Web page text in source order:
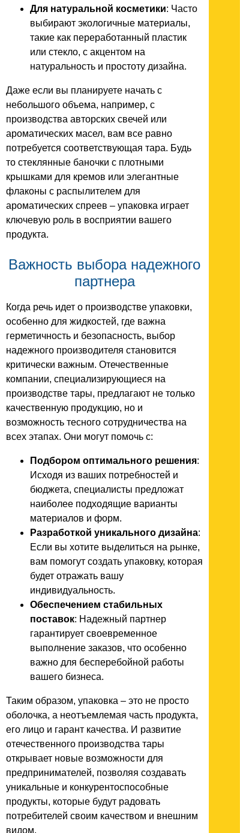
Для натуральной косметики: Часто
выбирают экологичные материалы,
такие как переработанный пластик
или стекло, с акцентом на
натуральность и простоту дизайна.
Даже если вы планируете начать с
небольшого объема, например, с
производства авторских свечей или
ароматических масел, вам все равно
потребуется соответствующая тара. Будь
то стеклянные баночки с плотными
крышками для кремов или элегантные
флаконы с распылителем для
ароматических спреев – упаковка играет
ключевую роль в восприятии вашего
продукта.
Важность выбора надежного
партнера
Когда речь идет о производстве упаковки,
особенно для жидкостей, где важна
герметичность и безопасность, выбор
надежного производителя становится
критически важным. Отечественные
компании, специализирующиеся на
производстве тары, предлагают не только
качественную продукцию, но и
возможность тесного сотрудничества на
всех этапах. Они могут помочь с:
Подбором оптимального решения:
Исходя из ваших потребностей и
бюджета, специалисты предложат
наиболее подходящие варианты
материалов и форм.
Разработкой уникального дизайна:
Если вы хотите выделиться на рынке,
вам помогут создать упаковку, которая
будет отражать вашу
индивидуальность.
Обеспечением стабильных
поставок: Надежный партнер
гарантирует своевременное
выполнение заказов, что особенно
важно для бесперебойной работы
вашего бизнеса.
Таким образом, упаковка – это не просто
оболочка, а неотъемлемая часть продукта,
его лицо и гарант качества. И развитие
отечественного производства тары
открывает новые возможности для
предпринимателей, позволяя создавать
уникальные и конкурентоспособные
продукты, которые будут радовать
потребителей своим качеством и внешним
видом.